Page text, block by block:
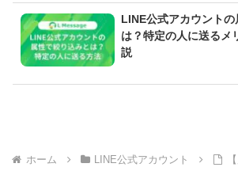
LINE公式アカウントの
は？特定の人に送るメ
説
ホーム LINE公式アカウント